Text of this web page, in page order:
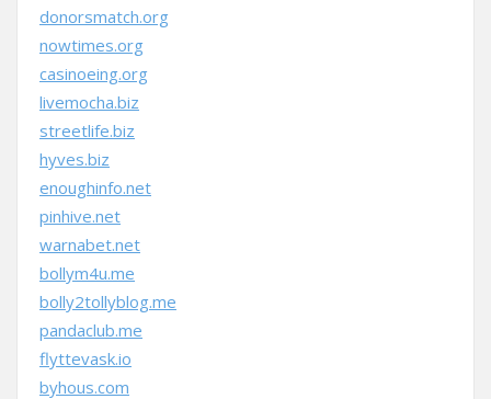
donorsmatch.org
nowtimes.org
casinoeing.org
livemocha.biz
streetlife.biz
hyves.biz
enoughinfo.net
pinhive.net
warnabet.net
bollym4u.me
bolly2tollyblog.me
pandaclub.me
flyttevask.io
byhous.com